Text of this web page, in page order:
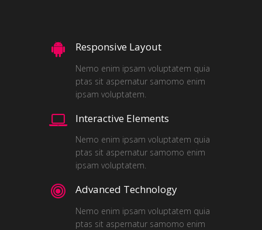
Responsive Layout
Nemo enim ipsam voluptatem quia
ptas sit aspernatur samomo enim
ipsam voluptatem.
Interactive Elements
Nemo enim ipsam voluptatem quia
ptas sit aspernatur samomo enim
ipsam voluptatem.
Advanced Technology
Nemo enim ipsam voluptatem quia
ptas sit aspernatur samomo enim